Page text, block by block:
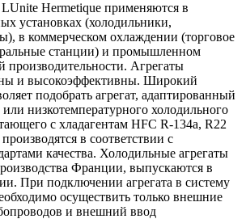
Hermetique применяются в
установках (холодильники,
в коммерческом охлаждении (торговое
станции) и промышленном
производительности. Агрегаты
и высокоэффективны. Широкий
подобрать агрегат, адаптированный
низкотемпературного холодильного
с хладагентам HFC R-134a, R22
в соответствии с
качества. Холодильные агрегаты
Франции, выпускаются в
При подключении агрегата в систему
осуществить только внешние
и внешний ввод